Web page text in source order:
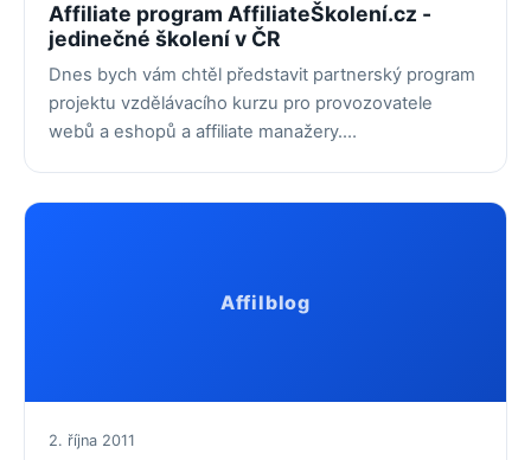
Affiliate program AffiliateŠkolení.cz -
jedinečné školení v ČR
Dnes bych vám chtěl představit partnerský program
projektu vzdělávacího kurzu pro provozovatele
webů a eshopů a affiliate manažery.…
Affilblog
2. října 2011